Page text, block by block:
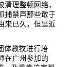
理整顿网络，
捕禁声那些敢于
来已久，但是近
体教牧进行培
在广州参加的